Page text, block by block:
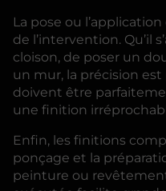
La pose ou
de l’intervention. Qu’il
cloison, de poser un
un mur, la précision
doivent être
une finition
Enfin, les finitions
ponçage et la
peinture ou